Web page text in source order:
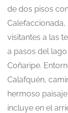
de dos pisos
visitantes a las
a pasos del
Coñaripe.
Calafquén,
hermoso
incluye en el